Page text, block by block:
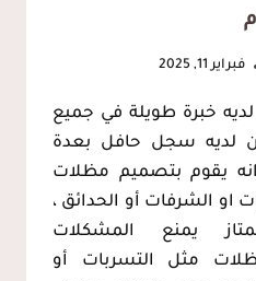
فبراير 11, 2025
خبرة طويلة في جميع
لديه سجل حافل بعدة
يقوم بتصميم مظلات
او الشرفات أو الحدائق ،
يمنع المشكلات
مثل التسربات أو